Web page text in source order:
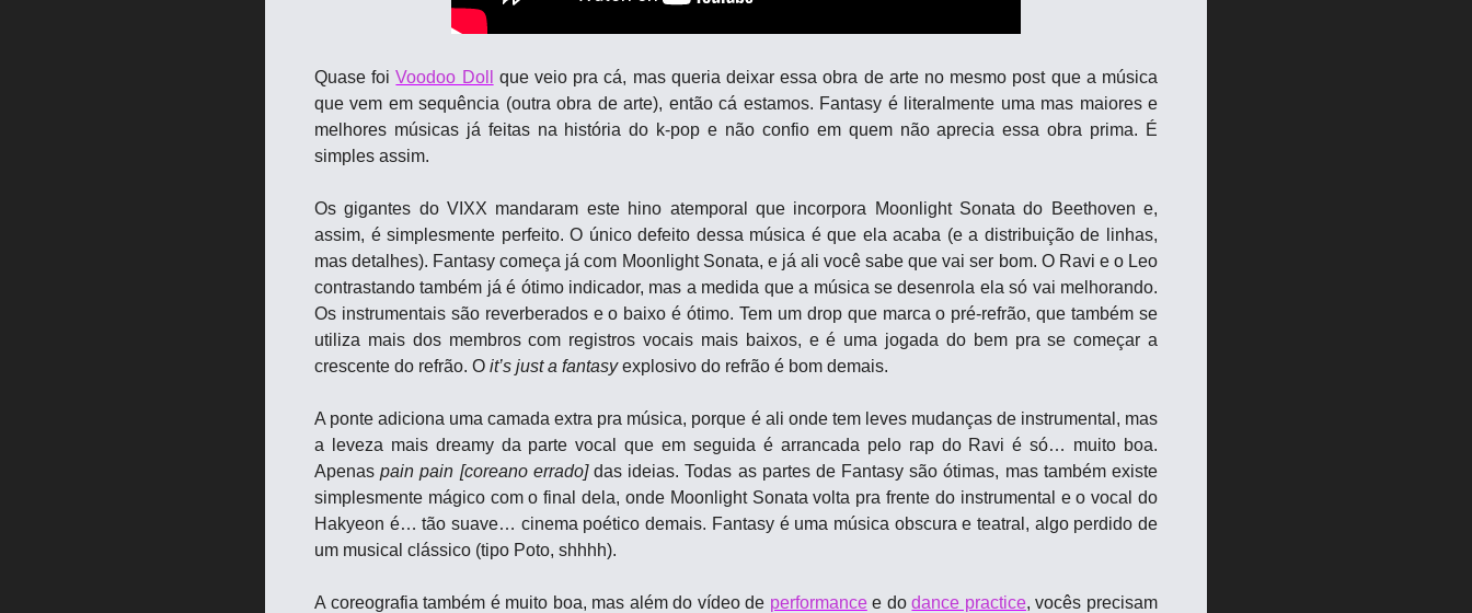
Quase foi Voodoo Doll
que veio pra cá, mas queria deixar essa obra de arte no mesmo post que a música
que vem em sequência (outra obra de arte), então cá estamos. Fantasy é literalmente uma mas maiores e
melhores músicas já feitas na história do k-pop e não confio em quem não aprecia essa obra prima. É
simples assim.
Os gigantes do VIXX mandaram este hino atemporal que incorpora Moonlight Sonata do Beethoven e,
assim, é simplesmente perfeito. O único defeito dessa música é que ela acaba (e a distribuição de linhas,
mas detalhes). Fantasy começa já com Moonlight Sonata, e já ali você sabe que vai ser bom. O Ravi e o Leo
contrastando também já é ótimo indicador, mas a medida que a música se desenrola ela só vai melhorando.
Os instrumentais são reverberados e o baixo é ótimo. Tem um drop que marca o pré-refrão, que também se
utiliza mais dos membros com registros vocais mais baixos, e é uma jogada do bem pra se começar a
crescente do refrão. O it’s just a fantasy explosivo do refrão é bom demais.
A ponte adiciona uma camada extra pra música, porque é ali onde tem leves mudanças de instrumental, mas
a leveza mais dreamy da parte vocal que em seguida é arrancada pelo rap do Ravi é só… muito boa.
Apenas pain pain [coreano errado] das ideias. Todas as partes de Fantasy são ótimas, mas também existe
simplesmente mágico com o final dela, onde Moonlight Sonata volta pra frente do instrumental e o vocal do
Hakyeon é… tão suave… cinema poético demais. Fantasy é uma música obscura e teatral, algo perdido de
um musical clássico (tipo Poto, shhhh).
A coreografia também é muito boa, mas além do vídeo de performance e do dance practice, vocês precisam